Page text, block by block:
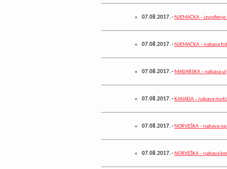
07.08.2017.- NJEMAČKA –
07.08.2017.- NJEMAČKA – nabava
07.08.2017.- MAĐARSKA – nabava
07.08.2017.- KANADA – nabava
07.08.2017.- NORVEŠKA – nabava
07.08.2017.- NORVEŠKA – nabava